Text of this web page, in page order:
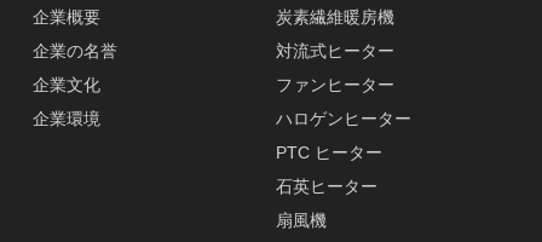
企業概要
企業の名誉
企業文化
企業環境
炭素繊維暖房機
対流式ヒーター
ファンヒーター
ハロゲンヒーター
PTC ヒーター
石英ヒーター
扇風機